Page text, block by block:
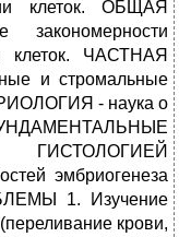
клеток. ОБЩАЯ
клеток. ЧАСТНАЯ
и стромальные
- наука о
эмбриогенеза
1. Изучение
крови,